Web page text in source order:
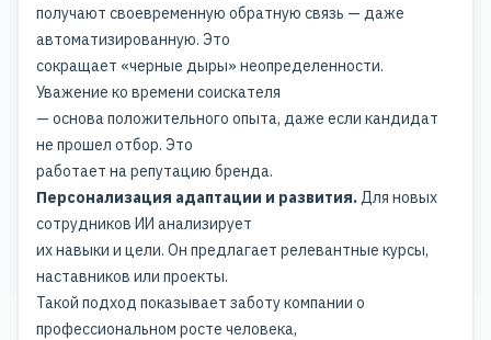
получают своевременную обратную связь — даже
автоматизированную. Это
сокращает «черные дыры» неопределенности.
Уважение ко времени соискателя
— основа положительного опыта, даже если кандидат
не прошел отбор. Это
работает нарепутацию бренда.
Персонализация адаптации и развития.Для новых
сотрудников ИИ анализирует
их навыки и цели. Он предлагает релевантные курсы,
наставников или проекты.
Такой подход показывает заботу компании о
профессиональном росте человека,